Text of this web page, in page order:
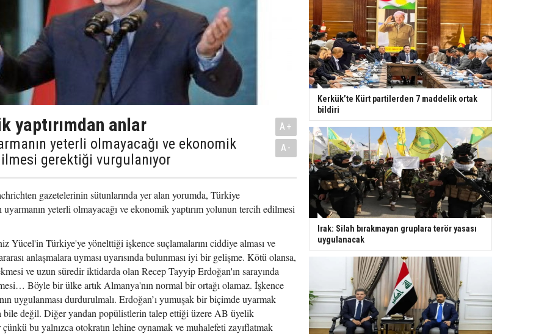
yaptırımdan anlar
yeterli olmayacağı ve ekonomik
gerektiği vurgulanıyor
A+
A-
gazetelerinin sütunlarında yer alan yorumda, Türkiye
yeterli olmayacağı ve ekonomik yaptırım yolunun tercih edilmesi
Yücel'in Türkiye'ye yönelttiği işkence suçlamalarını ciddiye alması ve
anlaşmalara uyması uyarısında bulunması iyi bir gelişme. Kötü olansa,
ve uzun süredir iktidarda olan Recep Tayyip Erdoğan'ın sarayında
Böyle bir ülke artık Almanya'nın normal bir ortağı olamaz. İşkence
uygulanması durdurulmalı. Erdoğan’ı yumuşak bir biçimde uyarmak
değil. Diğer yandan popülistlerin talep ettiği üzere AB üyelik
bu yalnızca otokratın lehine oynamak ve muhalefeti zayıflatmak
Kerkük’te Kürt partilerden 7 maddelik ortak
bildiri
Irak: Silah bırakmayan gruplara terör yasası
uygulanacak